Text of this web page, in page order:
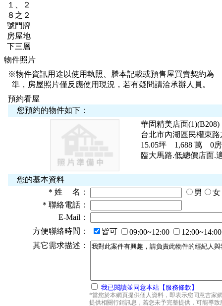
１、２
８之２
號門牌
房屋地
下三層
物件照片
※物件資訊用途以使用執照、謄本記載或預售屋買賣契約為
準，房屋照片僅反應使用現況，若有疑問請洽承辦人員。